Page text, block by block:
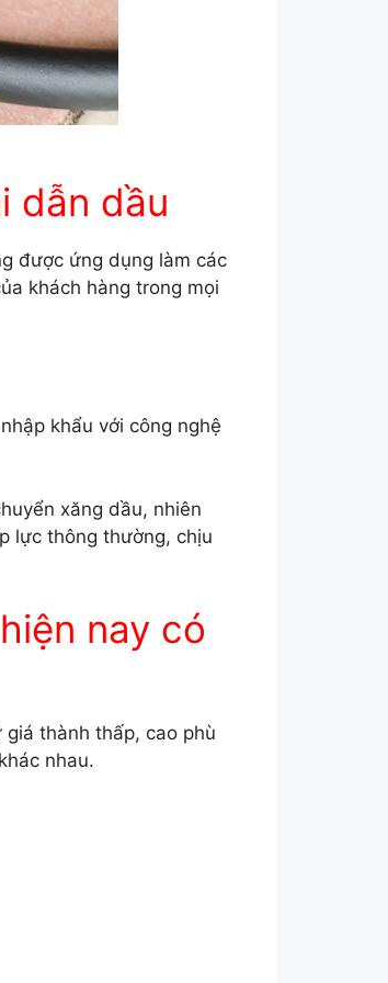
dẫn dầu
được ứng dụng làm các
khách hàng trong mọi
khẩu với công nghệ
xăng dầu, nhiên
lực thông thường, chịu
nay có
thành thấp, cao phù
nhau.